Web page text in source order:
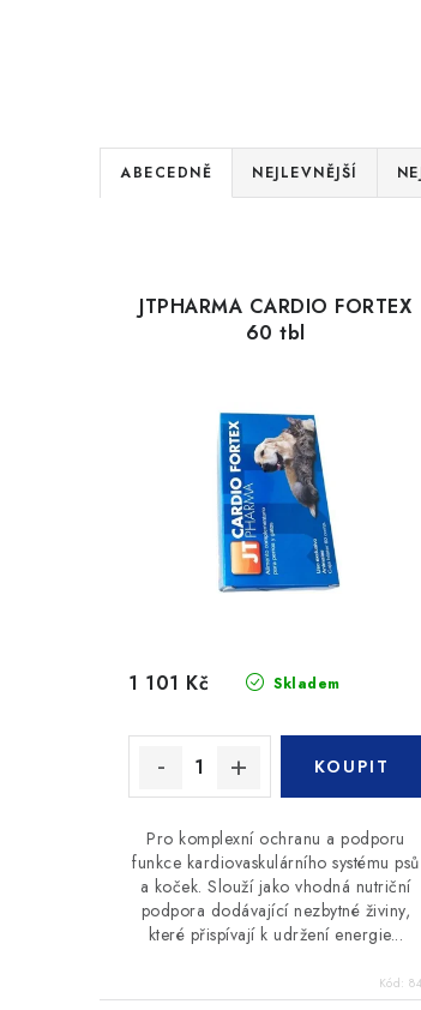
Ř
a
ABECEDNĚ NEJLEVNĚJŠÍ
JTPHARMA CARDIO FORTEX
60 tbl
Skladem
1 101 Kč
Pro komplexní ochranu a podporu
funkce kardiovaskulárního systému psů
a koček. Slouží jako vhodná nutriční
podpora dodávající nezbytné živiny,
které přispívají k udržení energie...
Kód: